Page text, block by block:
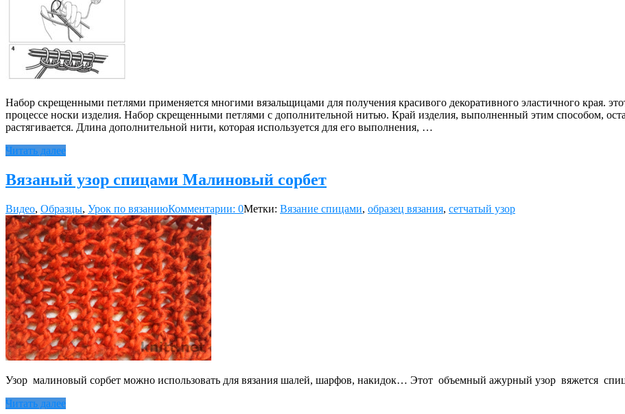
Набор скрещенными петлями применяется многими вязальщицами для получения красивого декоративного эластичного края.
процессе носки изделия. Набор скрещенными петлями с дополнительной нитью. Край изделия, выполненный этим способом,
растягивается. Длина дополнительной нити, которая используется для его выполнения, …
Читать далее
Вязаный узор спицами Малиновый сорбет
Видео, Образцы, Урок по вязаниюКомментарии: 0Метки: Вязание спицами, образец вязания, сетчатый узор
Узор малиновый сорбет можно использовать для вязания шалей, шарфов, накидок… Этот объемный ажурный узор вяжется
Читать далее